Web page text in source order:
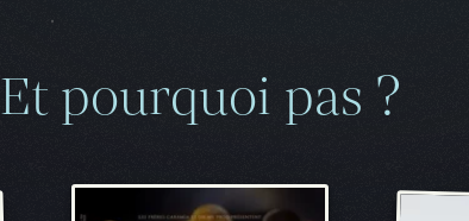
Et pourquoi pas ?